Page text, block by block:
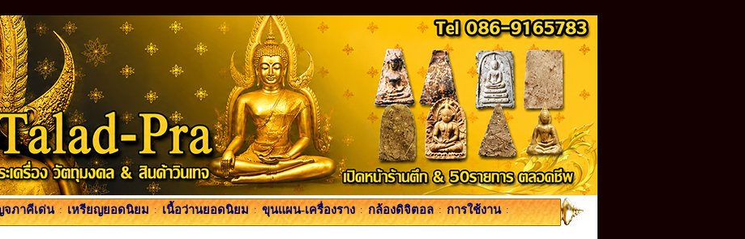
จภาคีเด่น : เหรียญยอดนิยม : เนื้อว่านยอดนิยม : ขุนแผน-เครื่องราง : กล้องดิจิตอล : การใช้งาน :